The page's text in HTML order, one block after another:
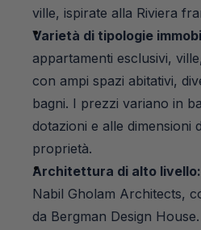
ville, ispirate alla Riviera
Varietà di tipologie
appartamenti esclusivi,
con ampi spazi abitativi,
bagni. I prezzi variano in
dotazioni e alle dimensioni
proprietà.
Architettura di alto livello:
Nabil Gholam Architects,
da Bergman Design House.